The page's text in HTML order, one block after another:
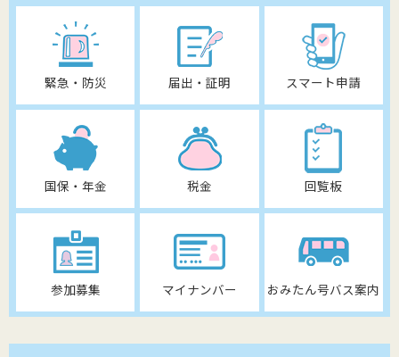
緊急・防災 届出・証明 スマート申請
国保・年金 税金 回覧板
参加募集 マイナンバー おみたん号バス案内